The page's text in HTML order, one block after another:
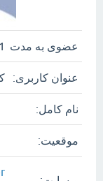
عضوی به مدت 1 سال (از اوت 19, 2024)
عنوان کاربری:
نام کامل:
موقعیت: